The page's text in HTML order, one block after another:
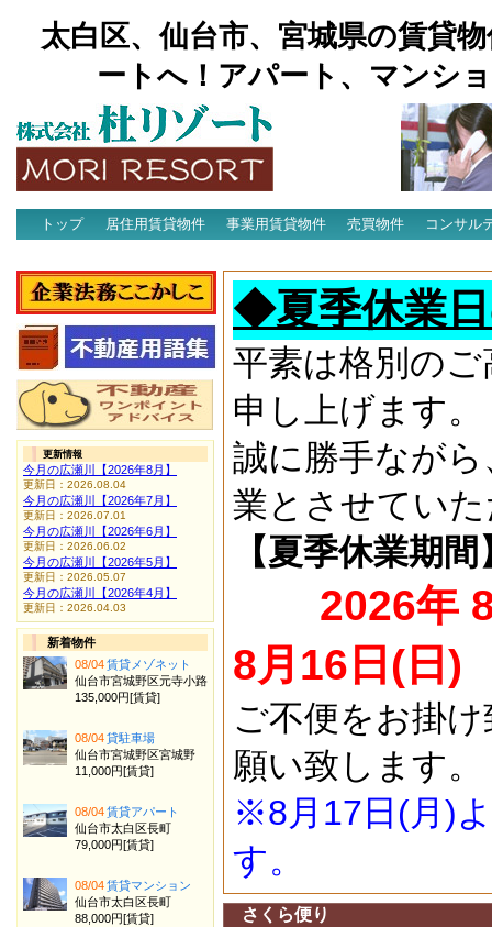
太白区、仙台市、宮城県の賃貸
ートへ！アパート、マンシ
トップ 居住用賃貸物件 事業用賃貸物件 売買物件
コンサル
◆夏季休業
平素は格別の
申し上げます。
誠に勝手なが
業とさせてい
【夏季休業期間
2026年
8月16日(日)
ご不便をお掛
願い致します。
※8月17日(月)
す。
さくら便り
更新情報
今月の広瀬川【2026年8月】
更新日：2026.08.04
今月の広瀬川【2026年7月】
更新日：2026.07.01
今月の広瀬川【2026年6月】
更新日：2026.06.02
今月の広瀬川【2026年5月】
更新日：2026.05.07
今月の広瀬川【2026年4月】
更新日：2026.04.03
新着物件
08/04賃貸メゾネット
仙台市宮城野区元寺小路
135,000円[賃貸]
08/04貸駐車場
仙台市宮城野区宮城野
11,000円[賃貸]
08/04賃貸アパート
仙台市太白区長町
79,000円[賃貸]
08/04賃貸マンション
仙台市太白区長町
88,000円[賃貸]